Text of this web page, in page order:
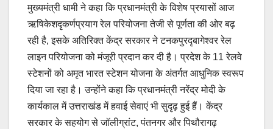
मुख्यमंत्री धामी ने कहा कि प्रधानमंत्री के विशेष प्रयासों आज
ऋषिकेशदृकर्णप्रयाग रेल परियोजना तेजी से पूर्णता की ओर बढ़
रही है, इसके अतिरिक्त केंद्र सरकार ने टनकपुरदृबागेश्वर रेल
लाइन परियोजना को मंजूरी प्रदान कर दी है। प्रदेश के 11 रेलवे
स्टेशनों को अमृत भारत स्टेशन योजना के अंतर्गत आधुनिक स्वरूप
दिया जा रहा है। उन्होंने कहा कि प्रधानमंत्री नरेंद्र मोदी के
कार्यकाल में उत्तराखंड में हवाई सेवाएं भी सुदृढ़ हुई हैं। केंद्र
सरकार के सहयोग से जॉलीग्रांट, पंतनगर और पिथौरागढ़